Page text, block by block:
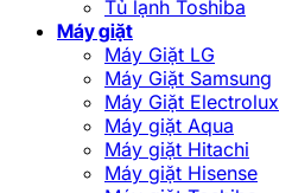
Tủ lạnh Toshiba
Máy giặt
Máy Giặt LG
Máy Giặt Samsung
Máy Giặt Electrolux
Máy giặt Aqua
Máy giặt Hitachi
Máy giặt Hisense